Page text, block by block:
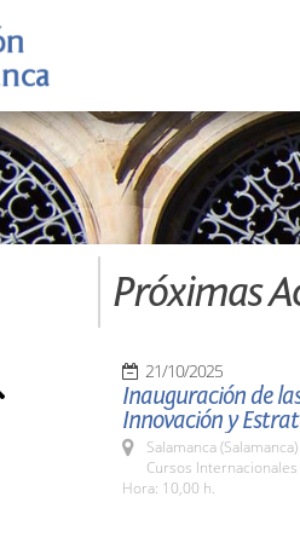
Próximas
21/10/2025
Inauguración de
Innovación y
Salamanca (Salamanca)
Cursos Internacionales
Hora: 10,00 h.